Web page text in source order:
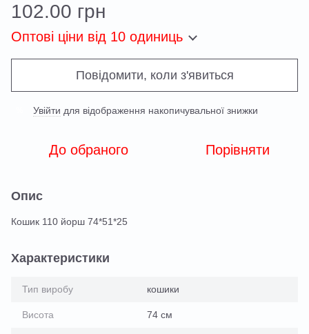
102.00 грн
Оптові ціни від 10 одиниць
Повідомити, коли з'явиться
Увійти для відображення накопичувальної знижки
До обраного Порівняти
Опис
Кошик 110 йорш 74*51*25
Характеристики
Тип виробу кошики
Висота 74 см